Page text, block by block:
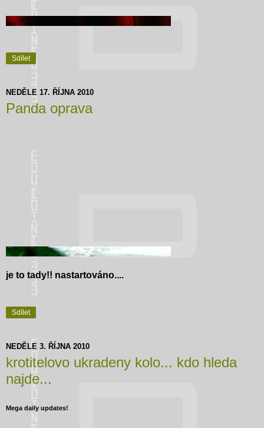
Sdílet
NEDĚLE 17. ŘÍJNA 2010
Panda oprava
je to tady!! nastartováno....
Sdílet
NEDĚLE 3. ŘÍJNA 2010
krotitelovo ukradeny kolo... kdo hleda
najde...
Mega daily updates!